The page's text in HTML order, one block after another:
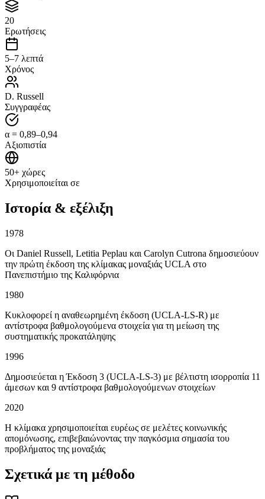
20
Ερωτήσεις
5–7 λεπτά
Χρόνος
D. Russell
Συγγραφέας
α = 0,89–0,94
Αξιοπιστία
50+ χώρες
Χρησιμοποιείται σε
Ιστορία & εξέλιξη
1978
Οι Daniel Russell, Letitia Peplau και Carolyn Cutrona δημοσιεύουν
την πρώτη έκδοση της κλίμακας μοναξιάς UCLA στο
Πανεπιστήμιο της Καλιφόρνια
1980
Κυκλοφορεί η αναθεωρημένη έκδοση (UCLA-LS-R) με
αντίστροφα βαθμολογούμενα στοιχεία για τη μείωση της
συστηματικής προκατάληψης
1996
Δημοσιεύεται η Έκδοση 3 (UCLA-LS-3) με βέλτιστη ισορροπία 11
άμεσων και 9 αντίστροφα βαθμολογούμενων στοιχείων
2020
Η κλίμακα χρησιμοποιείται ευρέως σε μελέτες κοινωνικής
απομόνωσης, επιβεβαιώνοντας την παγκόσμια σημασία του
προβλήματος της μοναξιάς
Σχετικά με τη μέθοδο